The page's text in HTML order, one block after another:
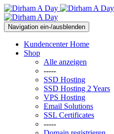
Navigation ein-/ausblenden
Kundencenter Home
Shop
Alle anzeigen
-----
SSD Hosting
SSD Hosting 2 Years
VPS Hosting
Email Solutions
SSL Certificates
-----